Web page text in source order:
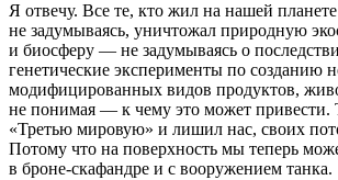
Я отвечу. Все те, кто жил на нашей
не задумываясь, уничтожал природную
и биосферу — не задумываясь о
генетические эксперименты по созданию
модифицированных видов продуктов,
не понимая — к чему это может привести.
«Третью мировую» и лишил нас, своих
Потому что на поверхность мы теперь
в броне-скафандре и с вооружением танка.